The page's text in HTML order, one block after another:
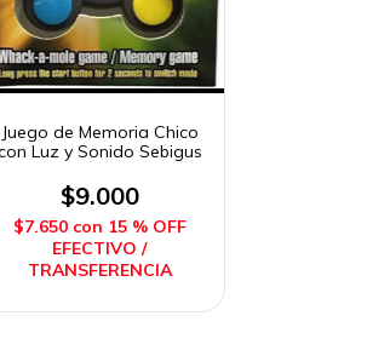
Juego de Memoria Chico
Luz y Sonido Sebigus
$9.000
$7.650 con 15 % OFF
EFECTIVO /
TRANSFERENCIA